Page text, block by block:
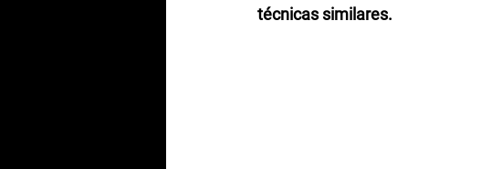
técnicas similares.